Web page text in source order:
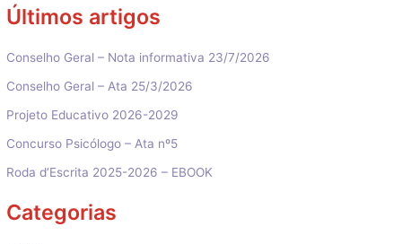
Últimos artigos
Conselho Geral – Nota informativa 23/7/2026
Conselho Geral – Ata 25/3/2026
Projeto Educativo 2026-2029
Concurso Psicólogo – Ata nº5
Roda d’Escrita 2025-2026 – EBOOK
Categorias